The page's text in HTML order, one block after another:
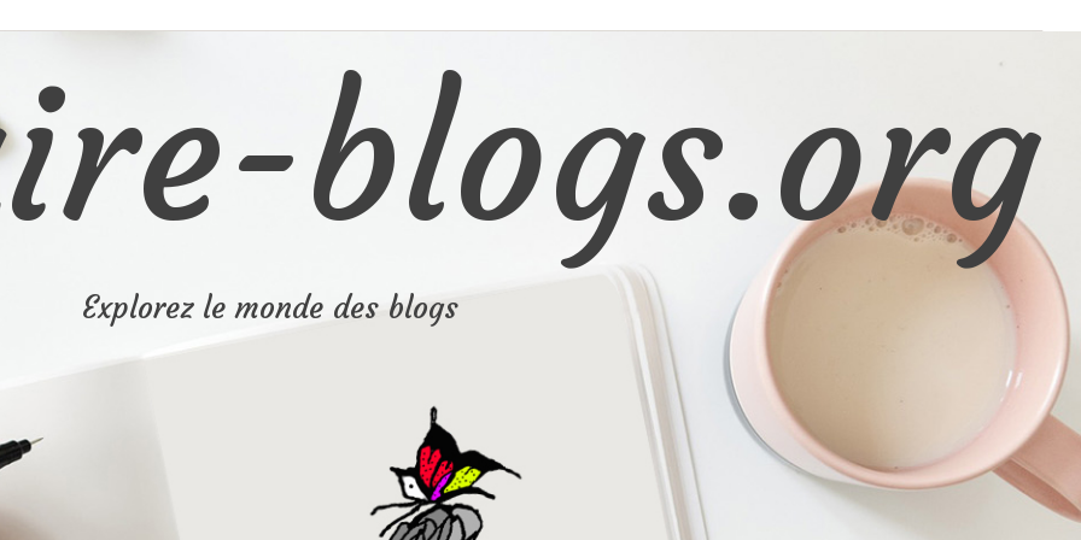
blogs.org
Explorez le monde des blogs